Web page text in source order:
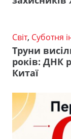
Світ, Суботня
Труни
років: ДНК
Китаї